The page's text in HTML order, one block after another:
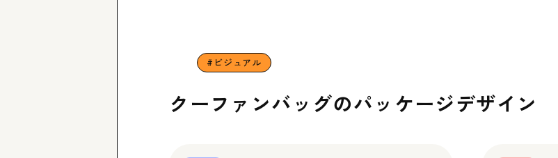
Case
ビジュアル
クーファンバッグのパッケージデザイン